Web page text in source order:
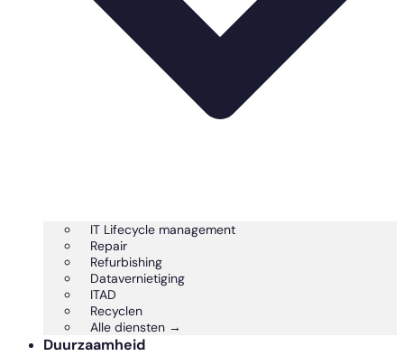
IT Lifecycle management
Repair
Refurbishing
Datavernietiging
ITAD
Recyclen
Alle diensten →
Duurzaamheid